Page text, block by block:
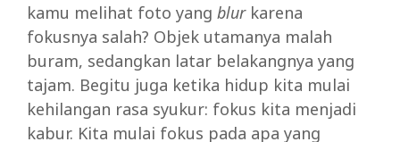
kamu melihat foto yang blur karena
fokusnya salah? Objek utamanya malah
buram, sedangkan latar belakangnya yang
tajam. Begitu juga ketika hidup kita mulai
kehilangan rasa syukur: fokus kita menjadi
kabur. Kita mulai fokus pada apa yang